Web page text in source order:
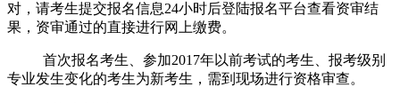
对，请考生提交报名信息24小时后登陆报名平台查看资审结
果，资审通过的直接进行网上缴费。
首次报名考生、参加2017年以前考试的考生、报考级别
专业发生变化的考生为新考生，需到现场进行资格审查。